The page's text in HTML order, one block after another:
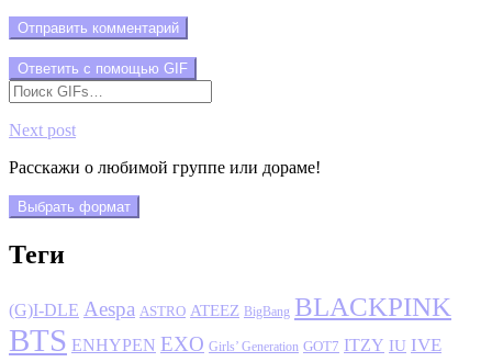
Отправить комментарий
Ответить с помощью GIF
Next post
Расскажи о любимой группе или дораме!
Выбрать формат
Теги
(G)I-DLE Aespa ASTRO ATEEZ BigBang BLACKPINK
BTS ENHYPEN EXO Girls’ Generation GOT7 ITZY IU IVE